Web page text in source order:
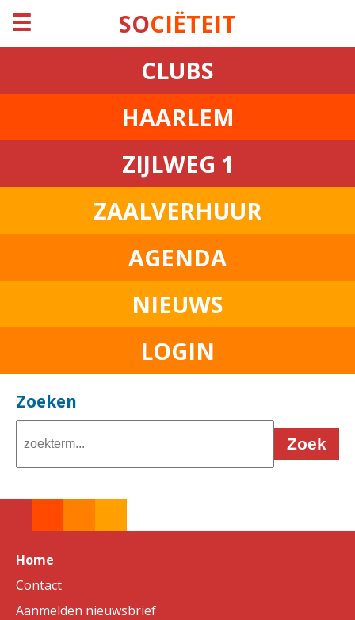
☰ SOCIËTEIT
CLUBS
HAARLEM
ZIJLWEG 1
ZAALVERHUUR
AGENDA
NIEUWS
LOGIN
Zoeken
Zoek
Home
Contact
Aanmelden nieuwsbrief